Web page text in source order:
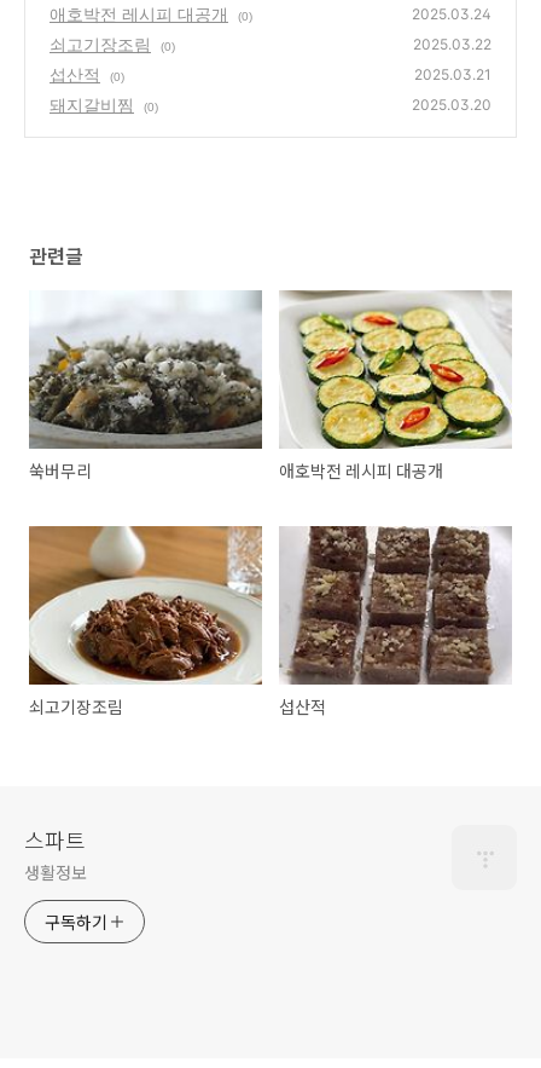
애호박전 레시피 대공개 (0) 2025.03.24
쇠고기장조림 (0) 2025.03.22
섭산적 (0) 2025.03.21
돼지갈비찜 (0) 2025.03.20
관련글
쑥버무리 애호박전 레시피 대공개
쇠고기장조림 섭산적
스파트
생활정보
구독하기